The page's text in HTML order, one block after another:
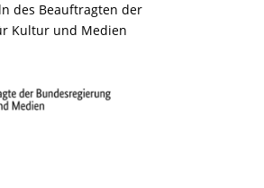
des Beauftragten der
Kultur und Medien